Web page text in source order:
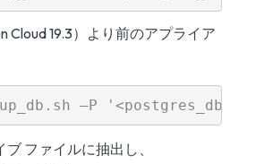
Cloud 19.3）より前のアプライア
ファイルに抽出し、